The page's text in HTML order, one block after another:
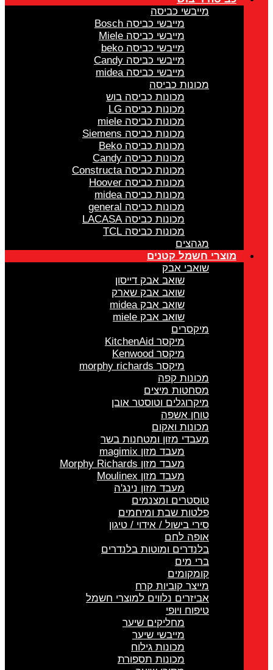
מייבשי כביסה
מייבשי כביסה Bosch
מייבשי כביסה Miele
מייבשי כביסה beko
מייבשי כביסה Candy
מייבשי כביסה midea
מכונות כביסה
מכונות כביסה בוש
מכונות כביסה LG
מכונות כביסה miele
מכונות כביסה Siemens
מכונות כביסה Beko
מכונות כביסה Candy
מכונות כביסה Constructa
מכונות כביסה Hoover
מכונות כביסה midea
מכונות כביסה general
מכונות כביסה LACASA
מכונות כביסה TCL
מגהצים
מוצרי חשמל קטנים
שואבי אבק
שואב אבק דייסון
שואב אבק שארק
שואב אבק midea
שואב אבק miele
מיקסרים
מיקסר KitchenAid
מיקסר Kenwood
מיקסר morphy richards
מכונות קפה
מסחטות מיצים
מיקרוגלים וטוסטר אובן
טוחן אשפה
מכונות ואקום
מעבדי מזון ומטחנות בשר
מעבד מזון magimix
מעבד מזון Morphy Richards
מעבד מזון Moulinex
מעבד מזון נינג'ה
טוסטרים ומצנמים
פלטות שבת ומיחמים
סירי בישול / אידוי / טיגון
אופה לחם
בלנדרים ומוטות בלנדרים
ברי מים
קומקומים
מייצר קוביות קרח
אביזרים נלווים למוצרי חשמל
טיפוח ויופי
מחליקים שיער
מייבשי שיער
מכונות גילוח
מכונות תספורת